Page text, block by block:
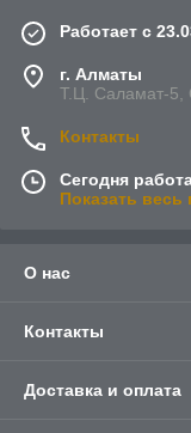
Работает с
г. Алматы
Т.Ц. Саламат-5,
Контакты
Сегодня
Показать
О нас
Контакты
Доставка и оплата